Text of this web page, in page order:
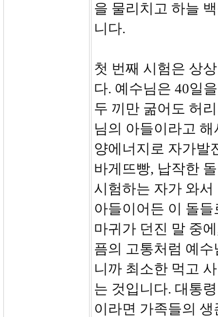
을 물리치고 하늘
니다.
첫 번째 시험은 상
다. 예수님은 40일
두 끼만 굶어도 허
님의 아들이라고
양에너지로 자가발
바게뜨빵, 납작한
시험하는 자가 와
아들이어든 이 돌
마귀가 던진 말 중
픔의 고통처럼 예
니까 최소한 먹고
는 것입니다. 대통
이라면 가족들의